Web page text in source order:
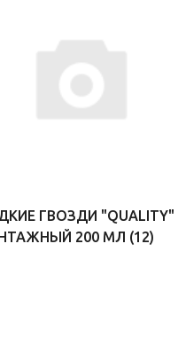
ГВОЗДИ "QUALITY"
200 МЛ (12)